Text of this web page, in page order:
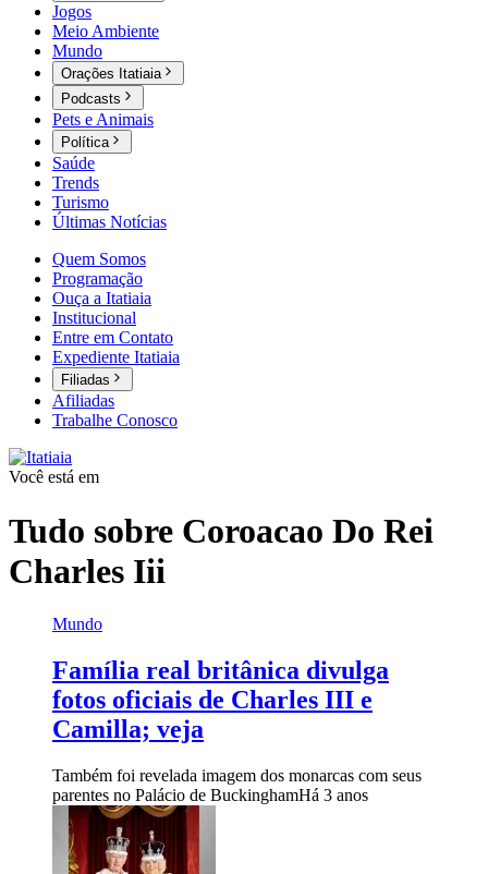
Jogos
Meio Ambiente
Mundo
Orações Itatiaia
Podcasts
Pets e Animais
Política
Saúde
Trends
Turismo
Últimas Notícias
Quem Somos
Programação
Ouça a Itatiaia
Institucional
Entre em Contato
Expediente Itatiaia
Filiadas
Afiliadas
Trabalhe Conosco
Você está em
Tudo sobre Coroacao Do Rei
Charles Iii
Mundo
Família real britânica divulga
fotos oficiais de Charles III e
Camilla; veja
Também foi revelada imagem dos monarcas com seus
parentes no Palácio de BuckinghamHá 3 anos